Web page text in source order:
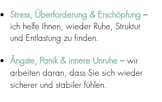
Stress, Überforderung & Erschöpfung –
ich helfe Ihnen, wieder Ruhe, Struktur
und Entlastung zu finden.
Ängste, Panik & innere Unruhe – wir
arbeiten daran, dass Sie sich wieder
sicherer und stabiler fühlen.